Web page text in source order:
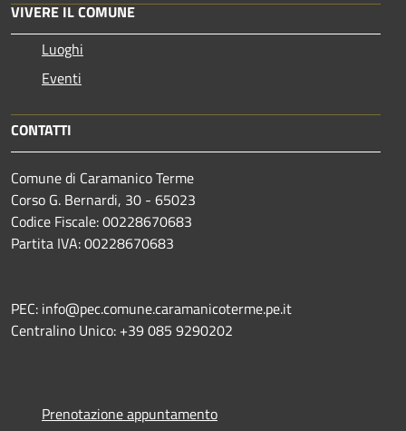
VIVERE IL COMUNE
Luoghi
Eventi
CONTATTI
Comune di Caramanico Terme
Corso G. Bernardi, 30 - 65023
Codice Fiscale: 00228670683
Partita IVA: 00228670683
PEC: info@pec.comune.caramanicoterme.pe.it
Centralino Unico: +39 085 9290202
Prenotazione appuntamento